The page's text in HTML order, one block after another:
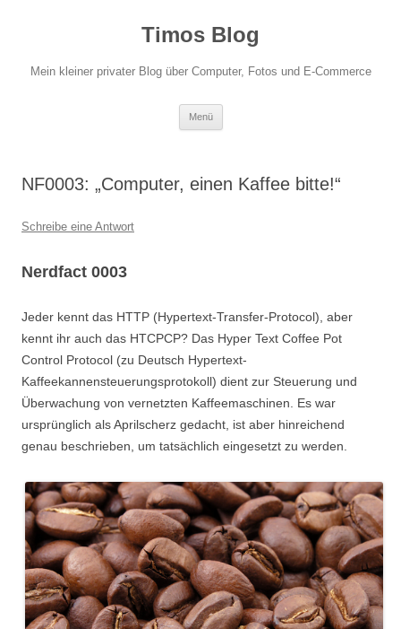
Timos Blog
Mein kleiner privater Blog über Computer, Fotos und E-Commerce
Menü
NF0003: „Computer, einen Kaffee bitte!“
Schreibe eine Antwort
Nerdfact 0003
Jeder kennt das HTTP (Hypertext-Transfer-Protocol), aber
kennt ihr auch das HTCPCP? Das Hyper Text Coffee Pot
Control Protocol (zu Deutsch Hypertext-
Kaffeekannensteuerungsprotokoll) dient zur Steuerung und
Überwachung von vernetzten Kaffeemaschinen. Es war
ursprünglich als Aprilscherz gedacht, ist aber hinreichend
genau beschrieben, um tatsächlich eingesetzt zu werden.